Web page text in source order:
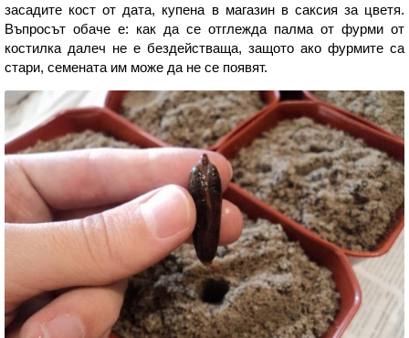
засадите кост от дата, купена в магазин в саксия за цветя.
Въпросът обаче е: как да се отглежда палма от фурми от
костилка далеч не е бездействаща, защото ако фурмите са
стари, семената им може да не се появят.